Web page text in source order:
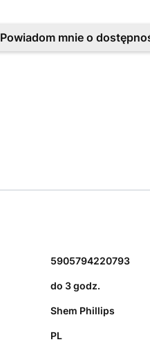
Powiadom mnie o
5905794220793
do 3 godz.
Shem Phillips
PL